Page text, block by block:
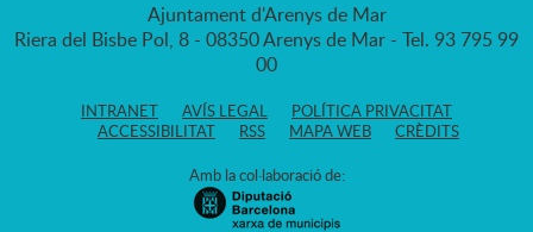
Ajuntament d'Arenys de Mar
Riera del Bisbe Pol, 8 - 08350 Arenys de Mar - Tel. 93 795 99
00
INTRANET AVÍS LEGAL
POLÍTICA PRIVACITAT
ACCESSIBILITAT
RSS MAPA WEB CRÈDITS
Amb la col·laboració de: